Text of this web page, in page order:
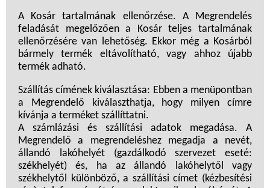
A Kosár tartalmának ellenőrzése. A Megrendelés
feladását megelőzően a Kosár teljes tartalmának
ellenőrzésére van lehetőség. Ekkor még a Kosárból
bármely termék eltávolítható, vagy ahhoz újabb
termék adható.
Szállítás címének kiválasztása: Ebben a menüpontban
a Megrendelő kiválaszthatja, hogy milyen címre
kívánja a terméket szállíttatni.
A számlázási és szállítási adatok megadása. A
Megrendelő a megrendeléshez megadja a nevét,
állandó lakóhelyét (gazdálkodó szervezet eseté:
székhelyét) és, ha az állandó lakóhelytől vagy
székhelytől különböző, a szállítási címet (kézbesítési